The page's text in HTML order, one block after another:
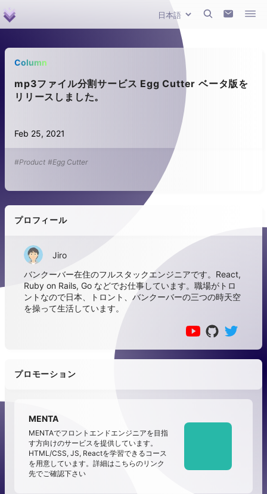
Column
mp3ファイル分割サービス Egg Cutter ベータ版を
リリースしました。
Feb 25, 2021
#Product #Egg Cutter
プロフィール
Jiro
バンクーバー在住のフルスタックエンジニアです。React,
Ruby on Rails, Go などでお仕事しています。職場がトロ
ントなので日本、トロント、バンクーバーの三つの時天空
を操って生活しています。
プロモーション
MENTA
MENTAでフロントエンドエンジニアを目指
す方向けのサービスを提供しています。
HTML/CSS, JS, Reactを学習できるコース
を用意しています。詳細はこちらのリンク
先でご確認下さい